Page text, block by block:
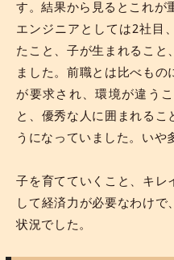
す。結果から見るとこれが
エンジニアとしては2社目
たこと、子が生まれること
ました。前職とは比べも
が要求され、環境が違う
と、優秀な人に囲まれる
うになっていました。いや
子を育てていくこと、キレ
して経済力が必要なわけ
状況でした。